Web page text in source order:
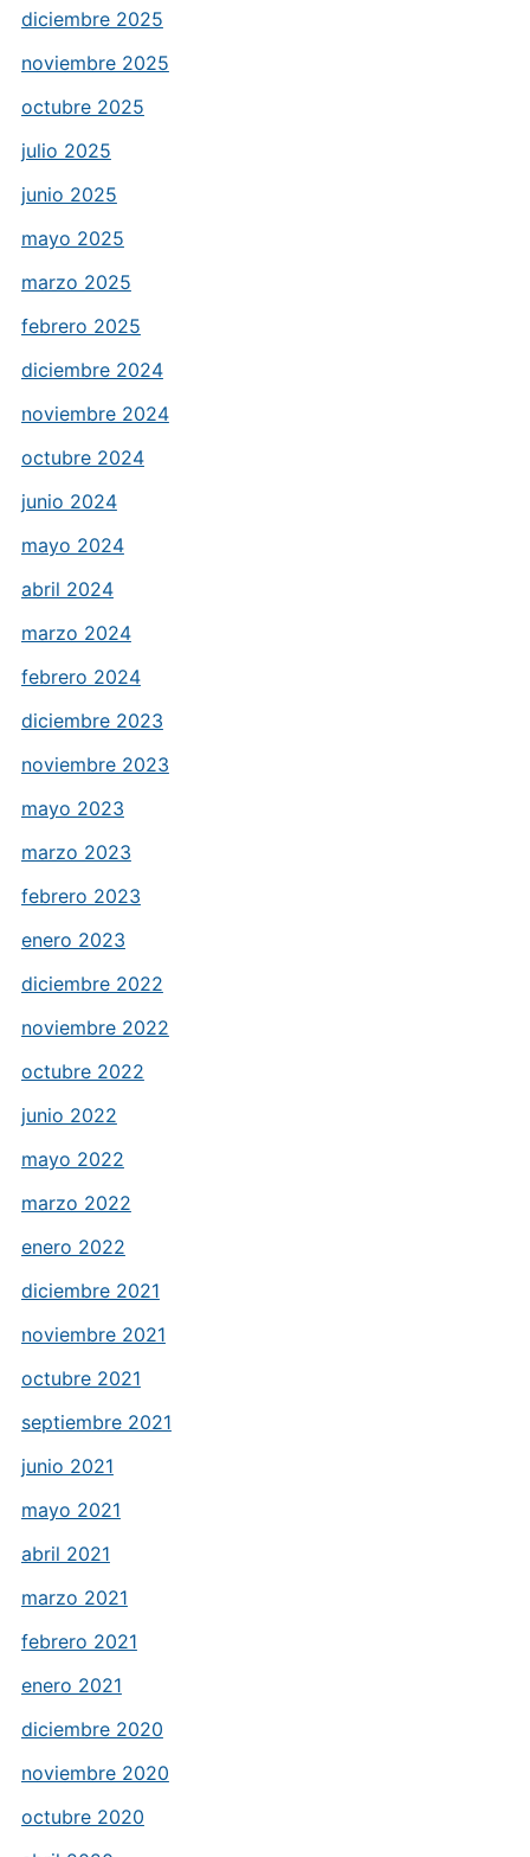
diciembre 2025
noviembre 2025
octubre 2025
julio 2025
junio 2025
mayo 2025
marzo 2025
febrero 2025
diciembre 2024
noviembre 2024
octubre 2024
junio 2024
mayo 2024
abril 2024
marzo 2024
febrero 2024
diciembre 2023
noviembre 2023
mayo 2023
marzo 2023
febrero 2023
enero 2023
diciembre 2022
noviembre 2022
octubre 2022
junio 2022
mayo 2022
marzo 2022
enero 2022
diciembre 2021
noviembre 2021
octubre 2021
septiembre 2021
junio 2021
mayo 2021
abril 2021
marzo 2021
febrero 2021
enero 2021
diciembre 2020
noviembre 2020
octubre 2020